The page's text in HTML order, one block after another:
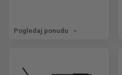
Pogledaj ponudu